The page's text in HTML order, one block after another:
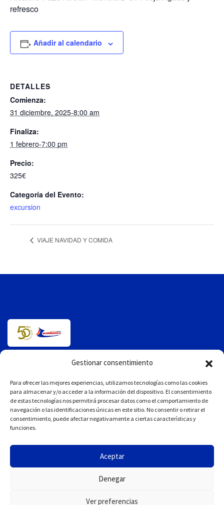
Gestionar consentimiento
Para ofrecer las mejores experiencias, utilizamos tecnologías como las cookies
para almacenar y/o acceder a la información del dispositivo. El consentimiento
de estas tecnologías nos permitirá procesar datos como el comportamiento de
navegación o las identificaciones únicas en este sitio. No consentir o retirar el
consentimiento, puede afectar negativamente a ciertas características y
funciones.
Aceptar
Denegar
Ver preferencias
refresco
Añadir al calendario
DETALLES
Comienza:
31 diciembre, 2025-8:00 am
Finaliza:
1 febrero-7:00 pm
Precio:
325€
Categoría del Evento:
excursion
VIAJE NAVIDAD Y COMIDA
POLÍTICA DE PRIVACIDAD
POLÍTICA DE COOKIES
Ubicación:Pinos, 23 – 4º Dcha. 33211 Gijón, Asturias.
Tel:985 32 31 06
Email 1:info@autostitoledesma.es
info@ledesmatravel.es